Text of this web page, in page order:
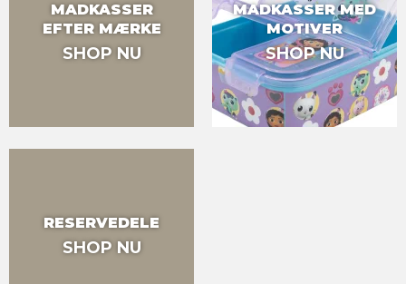
MADKASSER
EFTER MÆRKE
SHOP NU
MADKASSER MED
MOTIVER
SHOP NU
RESERVEDELE
SHOP NU